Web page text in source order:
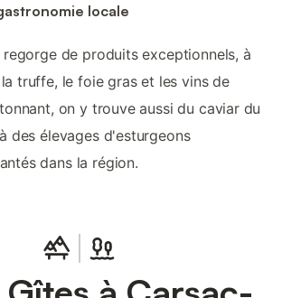
locale
de produits exceptionnels, à
truffe, le foie gras et les vins de
on y trouve aussi du caviar du
des élevages d'esturgeons
dans la région.